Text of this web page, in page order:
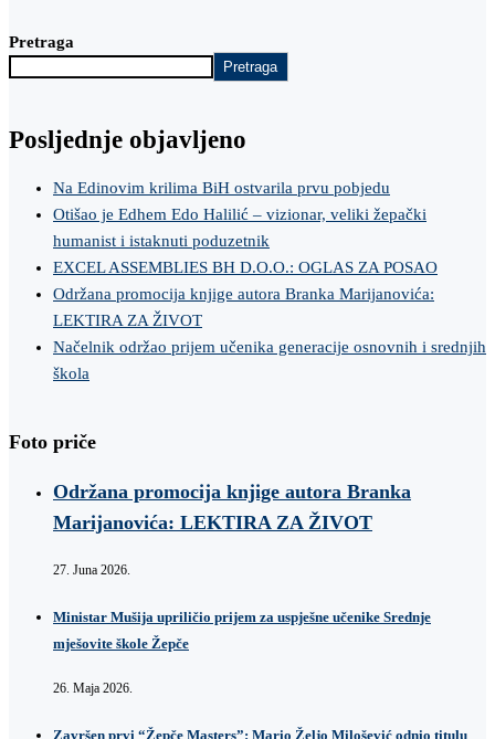
Pretraga
Pretraga
Posljednje objavljeno
Na Edinovim krilima BiH ostvarila prvu pobjedu
Otišao je Edhem Edo Halilić – vizionar, veliki žepački
humanist i istaknuti poduzetnik
EXCEL ASSEMBLIES BH D.O.O.: OGLAS ZA POSAO
Održana promocija knjige autora Branka Marijanovića:
LEKTIRA ZA ŽIVOT
Načelnik održao prijem učenika generacije osnovnih i srednjih
škola
Foto priče
Održana promocija knjige autora Branka
Marijanovića: LEKTIRA ZA ŽIVOT
27. Juna 2026.
Ministar Mušija upriličio prijem za uspješne učenike Srednje
mješovite škole Žepče
26. Maja 2026.
Završen prvi “Žepče Masters”: Mario Željo Milošević odnio titulu